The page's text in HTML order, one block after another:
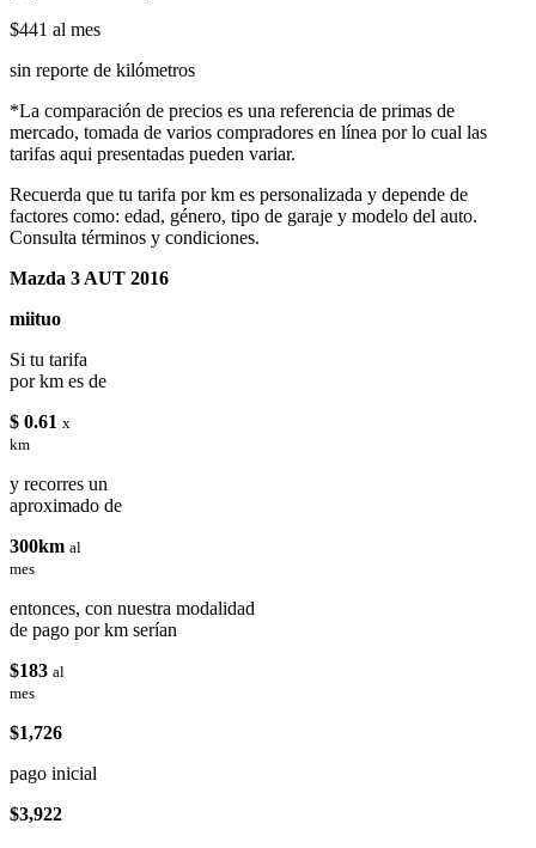
$441 al mes
sin reporte de kilómetros
*La comparación de precios es una referencia de primas de
mercado, tomada de varios compradores en línea por lo cual las
tarifas aqui presentadas pueden variar.
Recuerda que tu tarifa por km es personalizada y depende de
factores como: edad, género, tipo de garaje y modelo del auto.
Consulta términos y condiciones.
Mazda 3 AUT 2016
miituo
Si tu tarifa
por km es de
$ 0.61 x
km
y recorres un
aproximado de
300km al
mes
entonces, con nuestra modalidad
de pago por km serían
$183 al
mes
$1,726
pago inicial
$3,922